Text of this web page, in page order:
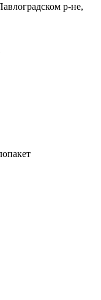
р-не,